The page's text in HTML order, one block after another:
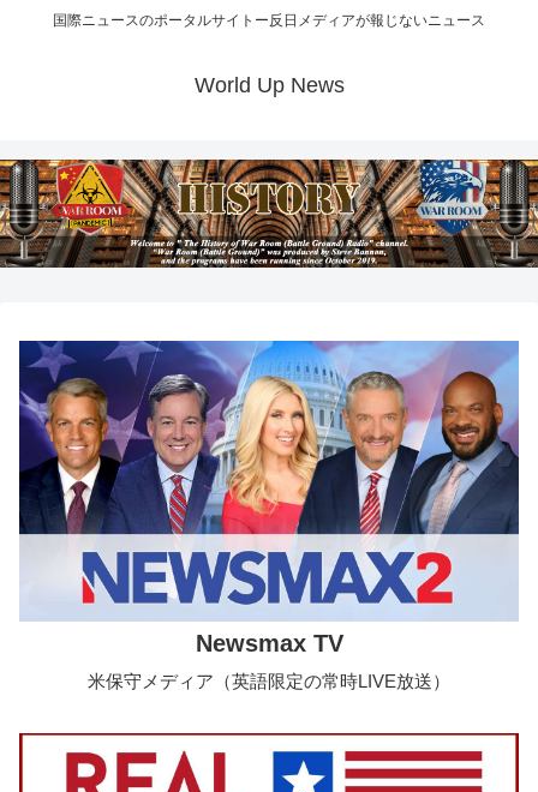
国際ニュースのポータルサイトー反日メディアが報じないニュース
World Up News
Newsmax TV
米保守メディア（英語限定の常時LIVE放送）